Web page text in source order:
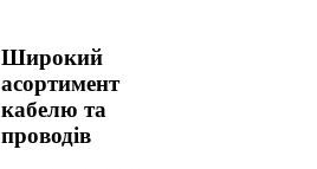
Широкий
асортимент
кабелю та
проводів